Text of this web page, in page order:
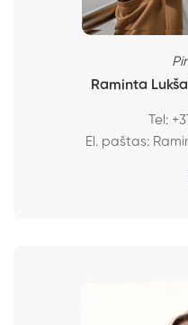
Raminta
Tel:
El. paštas: